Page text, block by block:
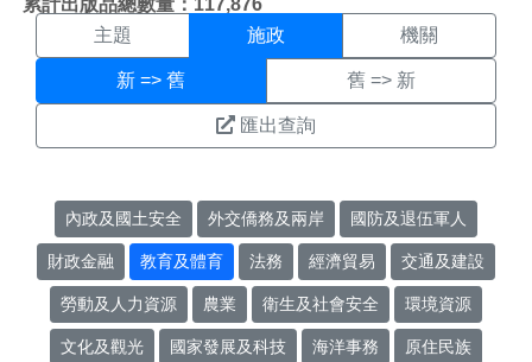
主題 施政 機關
新 => 舊 舊 => 新
匯出查詢
內政及國土安全 外交僑務及兩岸 國防及退伍軍人
財政金融 教育及體育 法務 經濟貿易 交通及建設
勞動及人力資源 農業 衛生及社會安全 環境資源
文化及觀光 國家發展及科技 海洋事務 原住民族